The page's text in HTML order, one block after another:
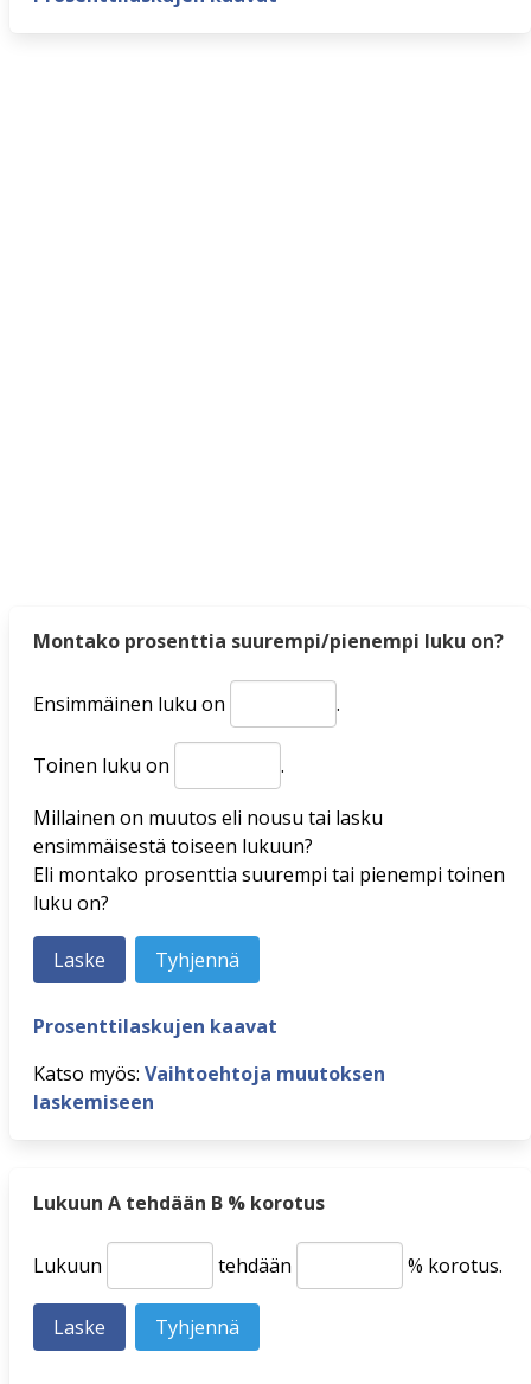
Montako prosenttia suurempi/pienempi luku on?
Ensimmäinen luku on .
Toinen luku on
.
Millainen on muutos eli nousu tai lasku
ensimmäisestä toiseen lukuun?
Eli montako prosenttia suurempi tai pienempi toinen
luku on?
Prosenttilaskujen kaavat
Katso myös: Vaihtoehtoja muutoksen
laskemiseen
Lukuun A tehdään B % korotus
Lukuun tehdään % korotus.